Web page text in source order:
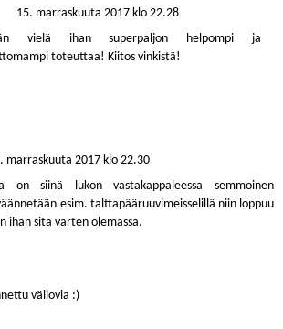
15. marraskuuta 2017 klo 22.28
vielä ihan superpaljon helpompi ja
toteuttaa! Kiitos vinkistä!
marraskuuta 2017 klo 22.30
on siinä lukon vastakappaleessa semmoinen
esim. talttapääruuvimeisselillä niin loppuu
ihan sitä varten olemassa.
väliovia :)